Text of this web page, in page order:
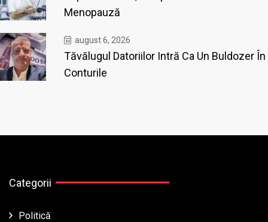
Menopauză
august 6, 2026
Tăvălugul Datoriilor Intră Ca Un Buldozer În
Conturile
Categorii
Politică